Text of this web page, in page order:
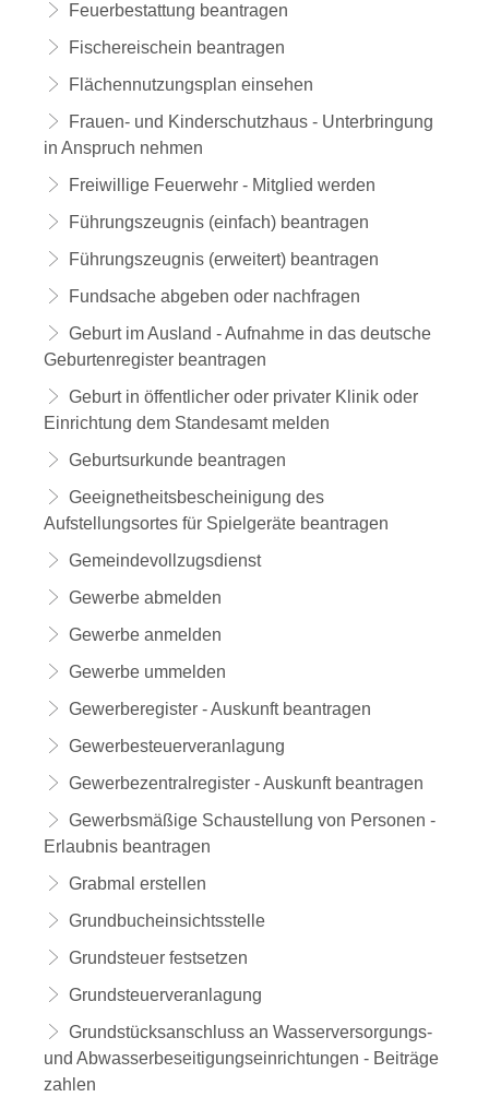
Feuerbestattung beantragen
Fischereischein beantragen
Flächennutzungsplan einsehen
Frauen- und Kinderschutzhaus - Unterbringung
in Anspruch nehmen
Freiwillige Feuerwehr - Mitglied werden
Führungszeugnis (einfach) beantragen
Führungszeugnis (erweitert) beantragen
Fundsache abgeben oder nachfragen
Geburt im Ausland - Aufnahme in das deutsche
Geburtenregister beantragen
Geburt in öffentlicher oder privater Klinik oder
Einrichtung dem Standesamt melden
Geburtsurkunde beantragen
Geeignetheitsbescheinigung des
Aufstellungsortes für Spielgeräte beantragen
Gemeindevollzugsdienst
Gewerbe abmelden
Gewerbe anmelden
Gewerbe ummelden
Gewerberegister - Auskunft beantragen
Gewerbesteuerveranlagung
Gewerbezentralregister - Auskunft beantragen
Gewerbsmäßige Schaustellung von Personen -
Erlaubnis beantragen
Grabmal erstellen
Grundbucheinsichtsstelle
Grundsteuer festsetzen
Grundsteuerveranlagung
Grundstücksanschluss an Wasserversorgungs-
und Abwasserbeseitigungseinrichtungen - Beiträge
zahlen